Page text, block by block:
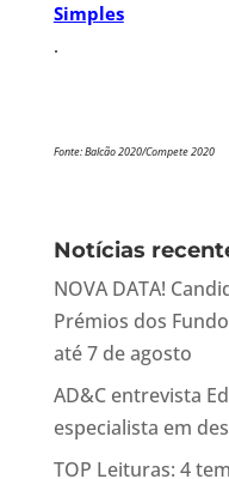
Simples
.
Fonte: Balcão 2020/Compete 2020
Notícias
NOVA DATA!
Prémios dos
até 7 de agosto
AD&C entrevista
especialista em
TOP Leituras: 4